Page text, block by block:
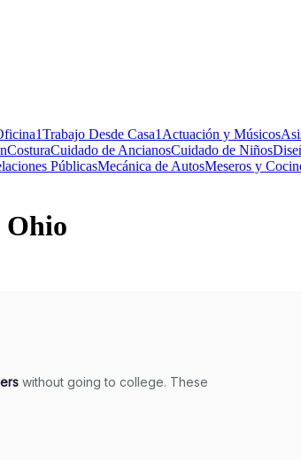
1Trabajo Desde Casa1Actuación y Músicos
CosturaCuidado de AncianosCuidado de Niños
PúblicasMecánica de AutosMeseros y
Ohio